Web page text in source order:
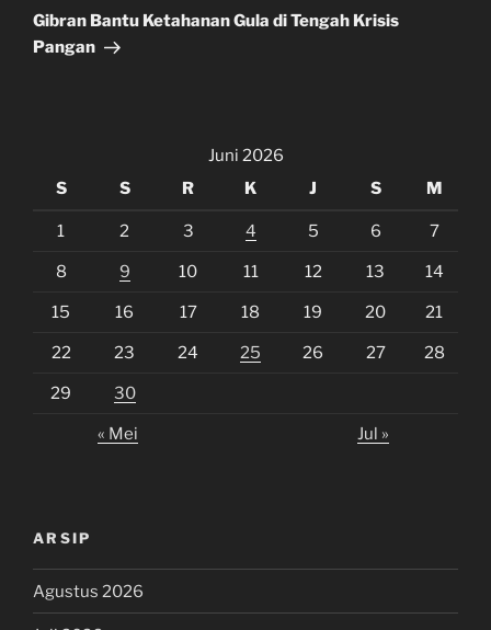
Post
Gibran Bantu Ketahanan Gula di Tengah Krisis
Pangan
Juni 2026
S
S R K J S M
1 2 3 4 5 6 7
8 9 10 11 12 13 14
15 16 17 18 19 20 21
22 23 24 25 26 27 28
29 30
« Mei Jul »
ARSIP
Agustus 2026